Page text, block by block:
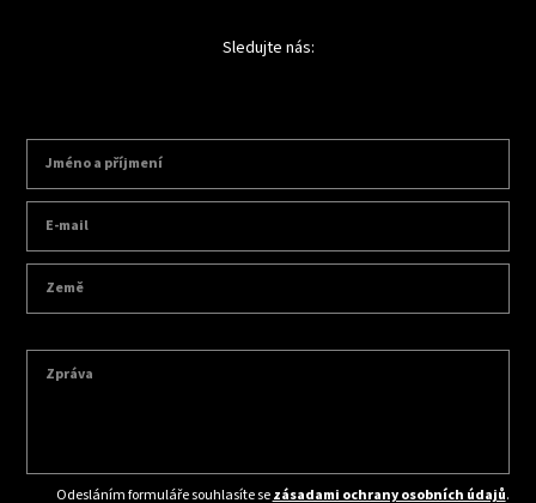
Sledujte nás:
Odesláním formuláře souhlasíte sezásadami ochrany osobních údajů.